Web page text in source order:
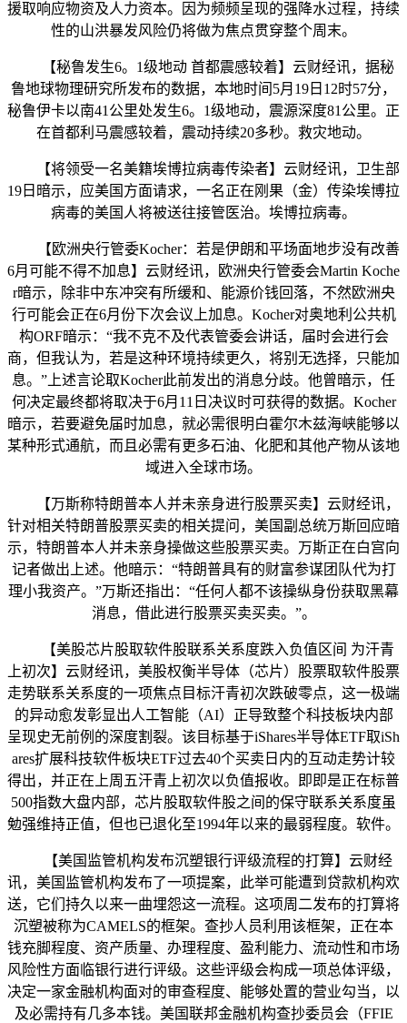
援取响应物资及人力资本。因为频频呈现的强降水过程，持续
性的山洪暴发风险仍将做为焦点贯穿整个周末。
【秘鲁发生6。1级地动 首都震感较着】云财经讯，据秘
鲁地球物理研究所发布的数据，本地时间5月19日12时57分，
秘鲁伊卡以南41公里处发生6。1级地动，震源深度81公里。正
在首都利马震感较着，震动持续20多秒。救灾地动。
【将领受一名美籍埃博拉病毒传染者】云财经讯，卫生部
19日暗示，应美国方面请求，一名正在刚果（金）传染埃博拉
病毒的美国人将被送往接管医治。埃博拉病毒。
【欧洲央行管委Kocher：若是伊朗和平场面地步没有改善
6月可能不得不加息】云财经讯，欧洲央行管委会Martin Koche
r暗示，除非中东冲突有所缓和、能源价钱回落，不然欧洲央
行可能会正在6月份下次会议上加息。Kocher对奥地利公共机
构ORF暗示：“我不克不及代表管委会讲话，届时会进行会
商，但我认为，若是这种环境持续更久，将别无选择，只能加
息。”上述言论取Kocher此前发出的消息分歧。他曾暗示，任
何决定最终都将取决于6月11日决议时可获得的数据。Kocher
暗示，若要避免届时加息，就必需很明白霍尔木兹海峡能够以
某种形式通航，而且必需有更多石油、化肥和其他产物从该地
域进入全球市场。
【万斯称特朗普本人并未亲身进行股票买卖】云财经讯，
针对相关特朗普股票买卖的相关提问，美国副总统万斯回应暗
示，特朗普本人并未亲身操做这些股票买卖。万斯正在白宫向
记者做出上述。他暗示：“特朗普具有的财富参谋团队代为打
理小我资产。”万斯还指出：“任何人都不该操纵身份获取黑幕
消息，借此进行股票买卖买卖。”。
【美股芯片股取软件股联系关系度跌入负值区间 为汗青
上初次】云财经讯，美股权衡半导体（芯片）股票取软件股票
走势联系关系度的一项焦点目标汗青初次跌破零点，这一极端
的异动愈发彰显出人工智能（AI）正导致整个科技板块内部
呈现史无前例的深度割裂。该目标基于iShares半导体ETF取iSh
ares扩展科技软件板块ETF过去40个买卖日内的互动走势计较
得出，并正在上周五汗青上初次以负值报收。即即是正在标普
500指数大盘内部，芯片股取软件股之间的保守联系关系度虽
勉强维持正值，但也已退化至1994年以来的最弱程度。软件。
【美国监管机构发布沉塑银行评级流程的打算】云财经
讯，美国监管机构发布了一项提案，此举可能遭到贷款机构欢
送，它们持久以来一曲埋怨这一流程。这项周二发布的打算将
沉塑被称为CAMELS的框架。查抄人员利用该框架，正在本
钱充脚程度、资产质量、办理程度、盈利能力、流动性和市场
风险性方面临银行进行评级。这些评级会构成一项总体评级，
决定一家金融机构面对的审查程度、能够处置的营业勾当，以
及必需持有几多本钱。美国联邦金融机构查抄委员会（FFIE